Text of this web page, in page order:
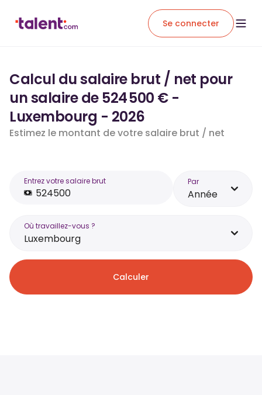
Se connecter
Calcul du salaire brut / net pour
un salaire de 524 500 € -
Luxembourg - 2026
Estimez le montant de votre salaire brut / net
Entrez votre salaire brut Par
Année
Où travaillez-vous ?
Luxembourg
Calculer